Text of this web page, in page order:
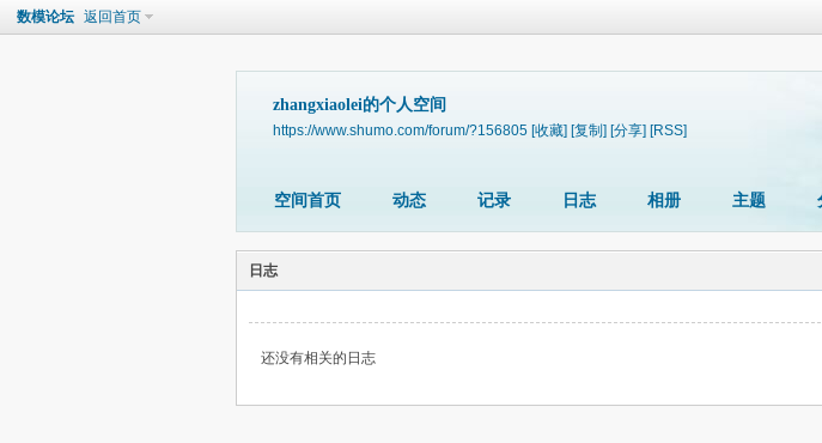
数模论坛 返回首页
zhangxiaolei的个人空间
https://www.shumo.com/forum/?156805 [收藏] [复制] [分享] [RSS]
空间首页 动态 记录 日志 相册 主题
日志
还没有相关的日志